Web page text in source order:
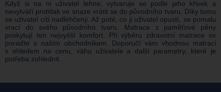
Když si na ni uživatel lehne, vytvaruje se podle jeho křivek a
nevytváří protitlak ve snaze vrátit se do původního tvaru. Díky tomu
se uživatel cítí nadlehčený. Až poté, co ji uživatel opustí, se pomalu
vrací do svého původního tvaru. Matrace z paměťové pěny
poskytují ten nejvyšší komfort. Při výběru zdravotní matrace se
poraďte s naším obchodníkem. Doporučí vám vhodnou matraci
s ohledem na cenu, váhu uživatele a další parametry, které je
potřeba zohlednit.